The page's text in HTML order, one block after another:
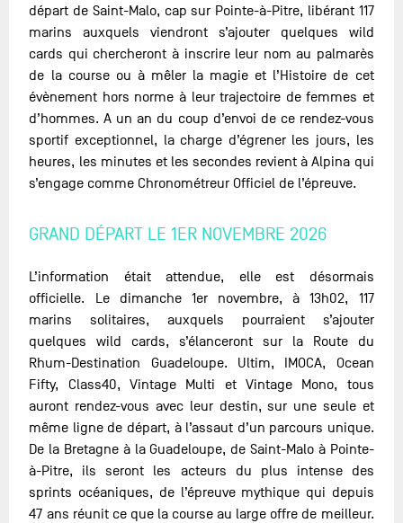
départ de Saint-Malo, cap sur Pointe-à-Pitre, libérant 117
marins auxquels viendront s’ajouter quelques wild
cards qui chercheront à inscrire leur nom au palmarès
de la course ou à mêler la magie et l’Histoire de cet
évènement hors norme à leur trajectoire de femmes et
d’hommes. A un an du coup d’envoi de ce rendez-vous
sportif exceptionnel, la charge d’égrener les jours, les
heures, les minutes et les secondes revient à Alpina qui
s’engage comme Chronométreur Officiel de l’épreuve.
GRAND DÉPART LE 1ER NOVEMBRE 2026
L’information était attendue, elle est désormais
officielle. Le dimanche 1er novembre, à 13h02, 117
marins solitaires, auxquels pourraient s’ajouter
quelques wild cards, s’élanceront sur la Route du
Rhum-Destination Guadeloupe. Ultim, IMOCA, Ocean
Fifty, Class40, Vintage Multi et Vintage Mono, tous
auront rendez-vous avec leur destin, sur une seule et
même ligne de départ, à l’assaut d’un parcours unique.
De la Bretagne à la Guadeloupe, de Saint-Malo à Pointe-
à-Pitre, ils seront les acteurs du plus intense des
sprints océaniques, de l’épreuve mythique qui depuis
47 ans réunit ce que la course au large offre de meilleur.